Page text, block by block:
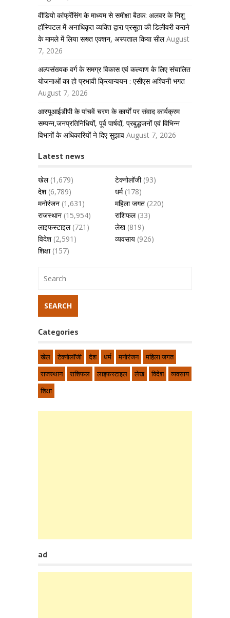
वीडियो कांफ्रेंसिंग के माध्यम से समीक्षा बैठक: अलवर के निशु
हॉस्पिटल में अनाधिकृत व्यक्ति द्वारा प्रसूता की डिलीवरी कराने
के मामले में लिया सख्त एक्शन, अस्पताल किया सील August
7, 2026
अल्पसंख्यक वर्ग के समग्र विकास एवं कल्याण के लिए संचालित
योजनाओं का हो प्रभावी क्रियान्वयन : एसीएस अश्विनी भगत
August 7, 2026
आरयूआईडीपी के पांचवें चरण के कार्यों पर संवाद कार्यक्रम
सम्पन्न,जनप्रतिनिधियों, पूर्व पार्षदों, प्रबुद्धजनों एवं विभिन्न
विभागों के अधिकारियों ने दिए सुझाव August 7, 2026
Latest news
खेल(1,679) टेक्नोलॉजी(93)
देश(6,789) धर्म(178)
मनोरंजन (1,631) महिला जगत (220)
राजस्थान (15,954) राशिफल(33)
लाइफस्टाइल(721) लेख (819)
विदेश(2,591) व्यवसाय (926)
शिक्षा(157)
Categories
खेल टेक्नोलॉजी देश धर्म मनोरंजन
महिला जगत
राजस्थान
राशिफल लाइफस्टाइल लेख विदेश
व्यवसाय
शिक्षा
ad